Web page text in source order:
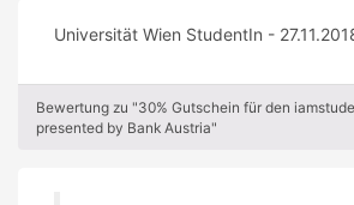
Universität Wien StudentIn -
Bewertung zu "30% Gutschein für den
presented by Bank Austria"